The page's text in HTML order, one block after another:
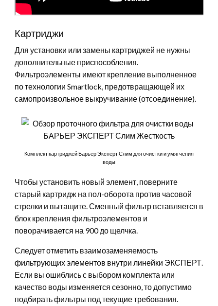
Картриджи
Для установки или замены картриджей не нужны
дополнительные приспособления.
Фильтроэлементы имеют крепление выполненное
по технологии Smartlock, предотвращающей их
самопроизвольное выкручивание (отсоединение).
Комплект картриджей Барьер Эксперт Слим для очистки и умягчения
воды
Чтобы установить новый элемент, поверните
старый картридж на пол-оборота против часовой
стрелки и вытащите. Сменный фильтр вставляется в
блок крепления фильтроэлементов и
поворачивается на 900 до щелчка.
Следует отметить взаимозаменяемость
фильтрующих элементов внутри линейки ЭКСПЕРТ.
Если вы ошиблись с выбором комплекта или
качество воды изменяется сезонно, то допустимо
подбирать фильтры под текущие требования.